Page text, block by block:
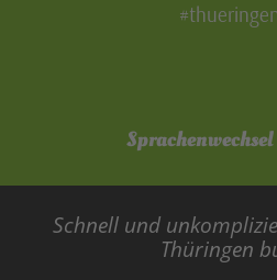
Schnell und
Thüringen